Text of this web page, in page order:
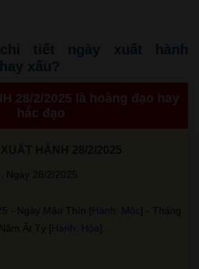
tiết ngày xuất hành
xấu?
28/2/2025 là hoàng đạo hay
hắc đạo
, Ngày 28/2/2025
- Ngày Mậu Thìn [ Hành: Mộc
] - Tháng
Năm Ất Tỵ [ Hành: Hỏa